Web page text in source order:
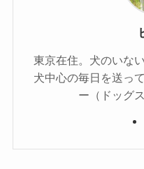
東京在住。犬のいな
犬中心の毎日を送っ
ー（ドッグ